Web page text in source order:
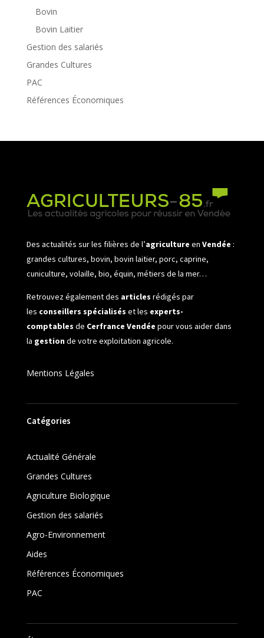
Bovin
Bovin Laitier
Gestion des salariés
Grandes Cultures
PAC
Références Économiques
Des actualités sur les filières de l’agriculture en Vendée :
grandes cultures, bovin, bovin laitier, porc, caprine,
cuniculture, volaille, bio, équin, métiers de la mer…
Retrouvez également des articles rédigés par
les conseillers spécialisés et les experts-
comptables de Cerfrance Vendée pour vous aider dans
la gestionde votre exploitation agricole.
Mentions Légales
Catégories
Actualité Générale
Grandes Cultures
Agriculture Biologique
Gestion des salariés
Agro-Environnement
Aides
Références Économiques
PAC